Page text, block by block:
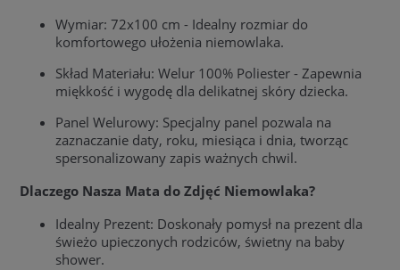
Wymiar: 72x100 cm - Idealny rozmiar do
komfortowego ułożenia niemowlaka.
Skład Materiału: Welur 100% Poliester - Zapewnia
miękkość i wygodę dla delikatnej skóry dziecka.
Panel Welurowy: Specjalny panel pozwala na
zaznaczanie daty, roku, miesiąca i dnia, tworząc
spersonalizowany zapis ważnych chwil.
Dlaczego Nasza Mata do Zdjęć Niemowlaka?
Idealny Prezent: Doskonały pomysł na prezent dla
świeżo upieczonych rodziców, świetny na baby
shower.